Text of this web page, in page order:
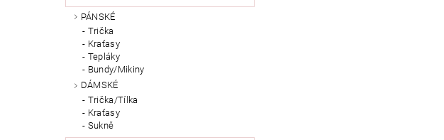
PÁNSKÉ
Trička
Kraťasy
Tepláky
Bundy/Mikiny
DÁMSKÉ
Trička/Tílka
Kraťasy
Sukně